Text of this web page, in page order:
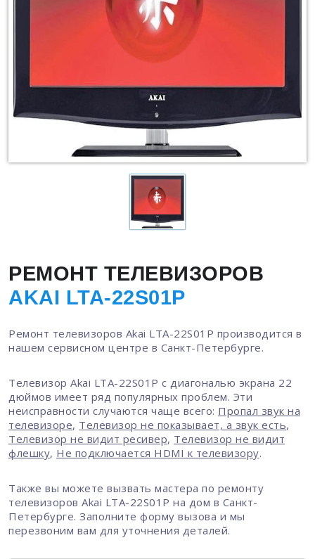
РЕМОНТ ТЕЛЕВИЗОРОВ
AKAI LTA-22S01P
Ремонт телевизоров Akai LTA-22S01P производится в
нашем сервисном центре в Санкт-Петербурге.
Телевизор Akai LTA-22S01P с диагональю экрана 22
дюймов имеет ряд популярных проблем. Эти
неисправности случаются чаще всего: Пропал звук на
телевизоре, Телевизор не показывает, а звук есть,
Телевизор не видит ресивер, Телевизор не видит
флешку, Не подключается HDMI к телевизору.
Также вы можете вызвать мастера по ремонту
телевизоров Akai LTA-22S01P на дом в Санкт-
Петербурге. Заполните форму вызова и мы
перезвоним вам для уточнения деталей.